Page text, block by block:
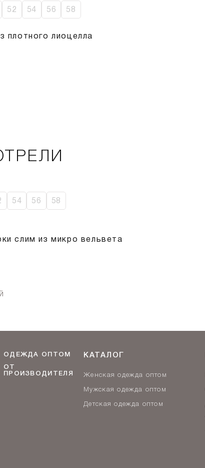
52 54 56 58
плотного лиоцелла
54 56 58
слим из микро вельвета
ОДЕЖДА ОПТОМ
ОТ
ПРОИЗВОДИТЕЛЯ
КАТАЛОГ
Женская одежда оптом
Мужская одежда оптом
Детская одежда оптом